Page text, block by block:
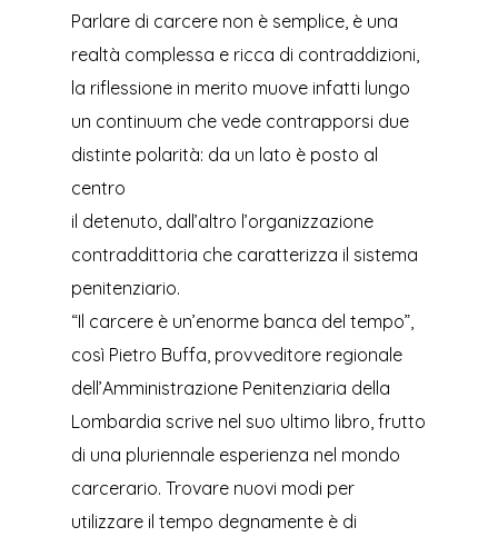
Parlare di carcere non è semplice, è una
realtà complessa e ricca di contraddizioni,
la riflessione in merito muove infatti lungo
un continuum che vede contrapporsi due
distinte polarità: da un lato è posto al
centro
il detenuto, dall’altro l’organizzazione
contraddittoria che caratterizza il sistema
penitenziario.
“Il carcere è un’enorme banca del tempo”,
così Pietro Buffa, provveditore regionale
dell’Amministrazione Penitenziaria della
Lombardia scrive nel suo ultimo libro, frutto
di una pluriennale esperienza nel mondo
carcerario. Trovare nuovi modi per
utilizzare il tempo degnamente è di